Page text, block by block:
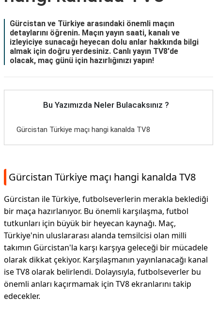
Gürcistan ve Türkiye arasındaki önemli maçın
detaylarını öğrenin. Maçın yayın saati, kanalı ve
izleyiciye sunacağı heyecan dolu anlar hakkında bilgi
almak için doğru yerdesiniz. Canlı yayın TV8'de
olacak, maç günü için hazırlığınızı yapın!
Bu Yazımızda Neler Bulacaksınız ?
Gürcistan Türkiye maçı hangi kanalda TV8
Gürcistan Türkiye maçı hangi kanalda TV8
Gürcistan ile Türkiye, futbolseverlerin merakla beklediği
bir maça hazırlanıyor. Bu önemli karşılaşma, futbol
tutkunları için büyük bir heyecan kaynağı. Maç,
Türkiye'nin uluslararası alanda temsilcisi olan milli
takımın Gürcistan'la karşı karşıya geleceği bir mücadele
olarak dikkat çekiyor. Karşılaşmanın yayınlanacağı kanal
ise TV8 olarak belirlendi. Dolayısıyla, futbolseverler bu
önemli anları kaçırmamak için TV8 ekranlarını takip
edecekler.